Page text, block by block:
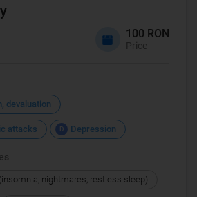
100 RON
Price
devaluation
attacks D Depression
nightmares, restless sleep)